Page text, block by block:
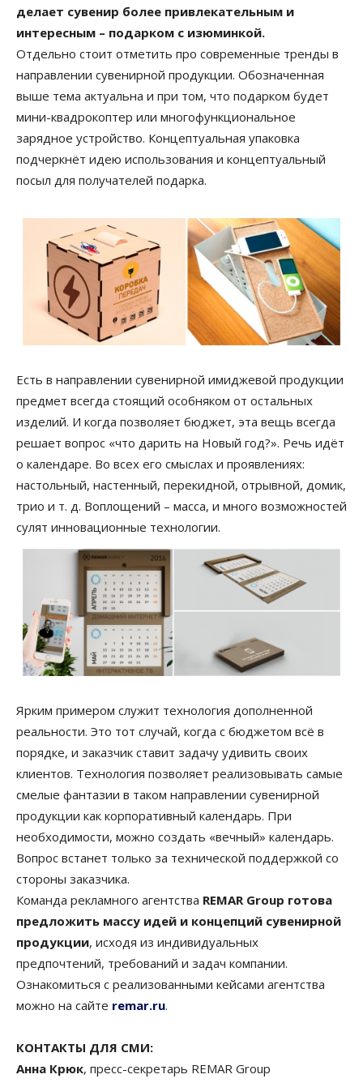
делает сувенир более привлекательным и
интересным – подарком с изюминкой.
Отдельно стоит отметить про современные тренды в
направлении сувенирной продукции. Обозначенная
выше тема актуальна и при том, что подарком будет
мини-квадрокоптер или многофункциональное
зарядное устройство. Концептуальная упаковка
подчеркнёт идею использования и концептуальный
посыл для получателей подарка.
Есть в направлении сувенирной имиджевой продукции
предмет всегда стоящий особняком от остальных
изделий. И когда позволяет бюджет, эта вещь всегда
решает вопрос «что дарить на Новый год?». Речь идёт
о календаре. Во всех его смыслах и проявлениях:
настольный, настенный, перекидной, отрывной, домик,
трио и т. д. Воплощений – масса, и много возможностей
сулят инновационные технологии.
Ярким примером служит технология дополненной
реальности. Это тот случай, когда с бюджетом всё в
порядке, и заказчик ставит задачу удивить своих
клиентов. Технология позволяет реализовывать самые
смелые фантазии в таком направлении сувенирной
продукции как корпоративный календарь. При
необходимости, можно создать «вечный» календарь.
Вопрос встанет только за технической поддержкой со
стороны заказчика.
Команда рекламного агентства REMAR Group готова
предложить массу идей и концепций сувенирной
продукции, исходя из индивидуальных
предпочтений, требований и задач компании.
Ознакомиться с реализованными кейсами агентства
можно на сайте remar.ru.
КОНТАКТЫ ДЛЯ СМИ:
Анна Крюк, пресс-секретарь REMAR Group